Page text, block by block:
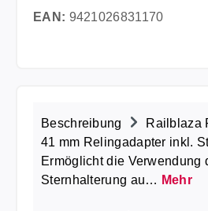
EAN: 9421026831170
Beschreibung
Railblaza
41 mm Relingadapter inkl.
Ermöglicht die Verwendung
Sternhalterung au… Mehr